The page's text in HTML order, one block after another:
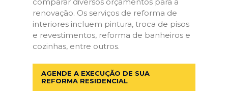
renovação. Os serviços de reforma de
interiores incluem pintura, troca de pisos
e revestimentos, reforma de banheiros e
cozinhas, entre outros.
AGENDE A EXECUÇÃO DE SUA
REFORMA RESIDENCIAL